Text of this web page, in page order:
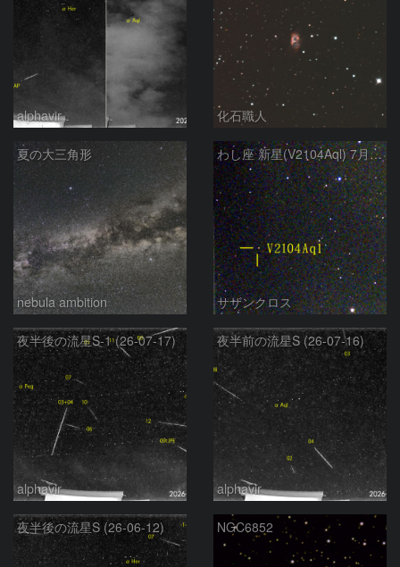
alphavir 化石職人
夏の大三角形
nebula ambition
わし座 新星(V2104Aql) 7月9日 Seestar50
サザンクロス
夜半後の流星S-1 (26-07-17)
alphavir
夜半前の流星S (26-07-16)
alphavir
夜半後の流星S (26-06-12) NGC6852